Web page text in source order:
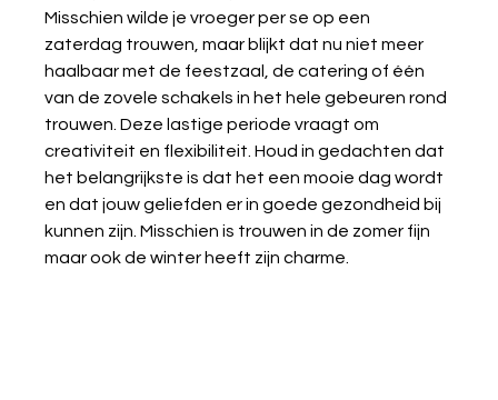
Misschien wilde je vroeger per se op een
zaterdag trouwen, maar blijkt dat nu niet meer
haalbaar met de feestzaal, de catering of één
van de zovele schakels in het hele gebeuren rond
trouwen. Deze lastige periode vraagt om
creativiteit en flexibiliteit. Houd in gedachten dat
het belangrijkste is dat het een mooie dag wordt
en dat jouw geliefden er in goede gezondheid bij
kunnen zijn. Misschien is trouwen in de zomer fijn
maar ook de winter heeft zijn charme.